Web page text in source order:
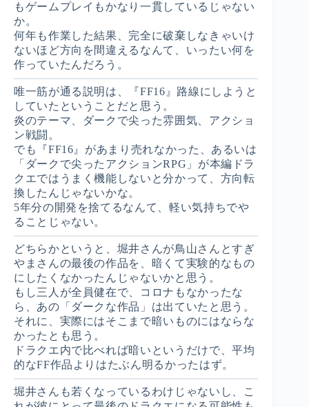
もゲームプレイもかなり一貫しているじゃない
か。
何年も作業した結果、完全に破棄しなきゃいけ
ないほど方向を間違えるなんて、いったい何を
作っていたんだろう。
唯一筋が通る説明は、『FF16』路線にしようと
していたということだと思う。
炎のテーマ、ダークで尖った雰囲気、アクショ
ン戦闘。
でも『FF16』があまり売れなかった、あるいは
「ダークで尖ったアクションRPG」が本編ドラ
クエではうまく機能しないと分かって、方向転
換したんじゃないかな。
5年分の開発を捨てるなんて、軽い気持ちでや
ることじゃない。
どちらかというと、堀井さんが鳥山さんとすぎ
やまさんの最後の作品を、暗くて実験的なもの
にしたくなかったんじゃないかと思う。
もし三人が全員健在で、コロナもなかったな
ら、あの「ダークな作品」は出ていたと思う。
それに、実際にはそこまで暗いものにはならな
かったとも思う。
ドラクエ内で比べれば暗いというだけで、平均
的なFF作品よりはたぶん明るかったはず。
堀井さんも若くなっているわけじゃないし、こ